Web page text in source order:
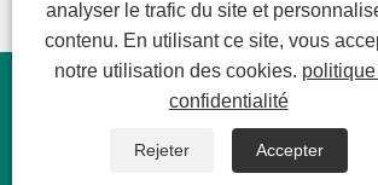
analyser le trafic du site et
contenu. En utilisant ce site, vous
notre utilisation des cookies.
confidentialité
Rejeter Accepter
Copyright © 2022 Jansum Electronics
Modules magnétiques, New Energy
Magnetics - Tous droits réservés